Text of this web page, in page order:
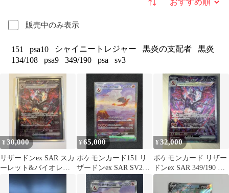
販売中のみ表示
並び替え
151 psa10 シャイニートレジャー 黒炎の支配者
黒炎
134/108
psa9 349/190 psa sv3
¥30,000
リザードンex SAR スカ
ーレット&バイオレッ
ト ハイクラスパック シ
ャイニ…
¥65,000
ポケモンカード151 リ
ザードンex SAR SV2a
201/165
¥32,000
ポケモンカード リザー
ドンex SAR 349/190 ポ
ケカ SV4a